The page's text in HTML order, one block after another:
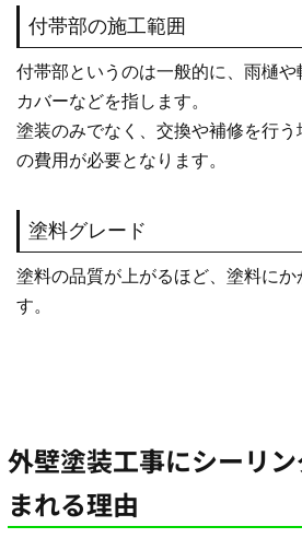
付帯部の施工範囲
付帯部というのは一般的に、雨樋
カバーなどを指します。
塗装のみでなく、交換や補修を行
の費用が必要となります。
塗料グレード
塗料の品質が上がるほど、塗料にか
す。
外壁塗装工事にシーリ
まれる理由